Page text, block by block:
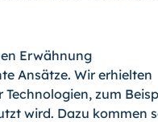
Erwähnung
Ansätze. Wir erhielten
zum
wird. Dazu kommen